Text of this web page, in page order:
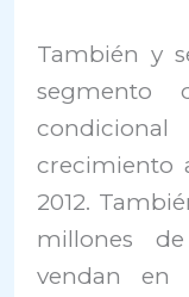
También y
segmento
crecimiento
2012.
millones
vendan en